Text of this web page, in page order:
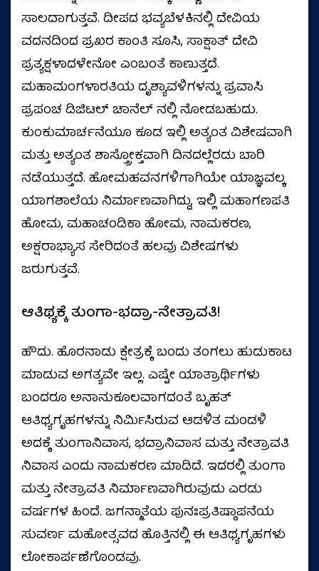
ಸಾಲದಾಗುತ್ತವೆ. ದೀಪದ ಭವ್ಯಬೆಳಕಿನಲ್ಲಿ ದೇವಿಯ
ವದನದಿಂದ ಪ್ರಖರ ಕಾಂತಿ ಸೂಸಿ, ಸಾಕ್ಷಾತ್ ದೇವಿ
ಪ್ರತ್ಯಕ್ಷಳಾದಳೇನೋ ಎಂಬಂತೆ ಕಾಣುತ್ತದೆ.
ಮಹಾಮಂಗಳಾರತಿಯ ದೃಶ್ಯಾವಳಿಗಳನ್ನು ಪ್ರವಾಸಿ
ಪ್ರಪಂಚ ಡಿಜಿಟಲ್ ಚಾನೆಲ್ ನಲ್ಲಿ ನೋಡಬಹುದು.
ಕುಂಕುಮಾರ್ಚನೆಯೂ ಕೂಡ ಇಲ್ಲಿ ಅತ್ಯಂತ ವಿಶೇಷವಾಗಿ
ಮತ್ತು ಅತ್ಯಂತ ಶಾಸ್ತ್ರೋಕ್ತವಾಗಿ ದಿನದಲ್ಲೆರಡು ಬಾರಿ
ನಡೆಯುತ್ತದೆ. ಹೋಮಹವನಗಳಿಗಾಗಿಯೇ ಯಾಜ್ಞವಲ್ಕ
ಯಾಗಶಾಲೆಯ ನಿರ್ಮಾಣವಾಗಿದ್ದು, ಇಲ್ಲಿ ಮಹಾಗಣಪತಿ
ಹೋಮ, ಮಹಾಚಂಡಿಕಾ ಹೋಮ, ನಾಮಕರಣ,
ಅಕ್ಷರಾಭ್ಯಾಸ ಸೇರಿದಂತೆ ಹಲವು ವಿಶೇಷಗಳು
ಜರುಗುತ್ತವೆ.
ಆತಿಥ್ಯಕ್ಕೆ ತುಂಗಾ-ಭದ್ರಾ-ನೇತ್ರಾವತಿ!
ಹೌದು. ಹೊರನಾಡು ಕ್ಷೇತ್ರಕ್ಕೆ ಬಂದು ತಂಗಲು ಹುಡುಕಾಟ
ಮಾಡುವ ಅಗತ್ಯವೇ ಇಲ್ಲ. ಎಷ್ಟೇ ಯಾತ್ರಾರ್ಥಿಗಳು
ಬಂದರೂ ಅನಾನುಕೂಲವಾಗದಂತೆ ಬೃಹತ್
ಆತಿಥ್ಯಗೃಹಗಳನ್ನು ನಿರ್ಮಿಸಿರುವ ಆಡಳಿತ ಮಂಡಳಿ
ಅದಕ್ಕೆ ತುಂಗಾನಿವಾಸ, ಭದ್ರಾನಿವಾಸ ಮತ್ತು ನೇತ್ರಾವತಿ
ನಿವಾಸ ಎಂದು ನಾಮಕರಣ ಮಾಡಿದೆ. ಇದರಲ್ಲಿ ತುಂಗಾ
ಮತ್ತು ನೇತ್ರಾವತಿ ನಿರ್ಮಾಣವಾಗಿರುವುದು ಎರಡು
ವರ್ಷಗಳ ಹಿಂದೆ. ಜಗನ್ಮಾತೆಯ ಪುನಃಪ್ರತಿಷ್ಠಾಪನೆಯ
ಸುವರ್ಣ ಮಹೋತ್ಸವದ ಹೊತ್ತಿನಲ್ಲಿ ಈ ಆತಿಥ್ಯಗೃಹಗಳು
ಲೋಕಾರ್ಪಣೆಗೊಂಡವು.